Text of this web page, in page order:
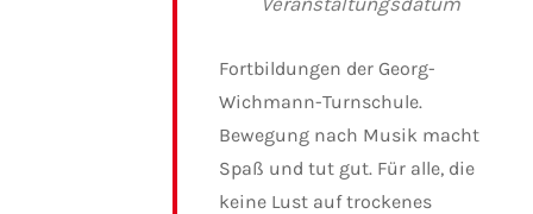
Fortbildungen der Georg-
Wichmann-Turnschule.
Bewegung nach Musik macht
Spaß und tut gut. Für alle, die
keine Lust auf trockenes